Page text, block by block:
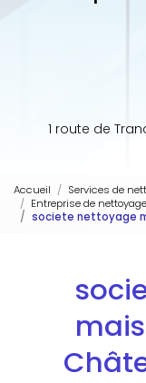
1 route de
Accueil
Services de
Entreprise de
societe nettoyage